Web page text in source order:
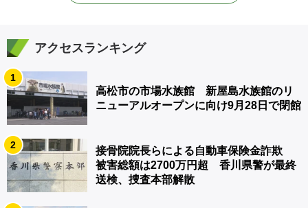
アクセスランキング
1
高松市の市場水族館 新屋島水族館のリ
ニューアルオープンに向け9月28日で閉館
2
接骨院院長らによる自動車保険金詐欺
被害総額は2700万円超 香川県警が最終
送検、捜査本部解散